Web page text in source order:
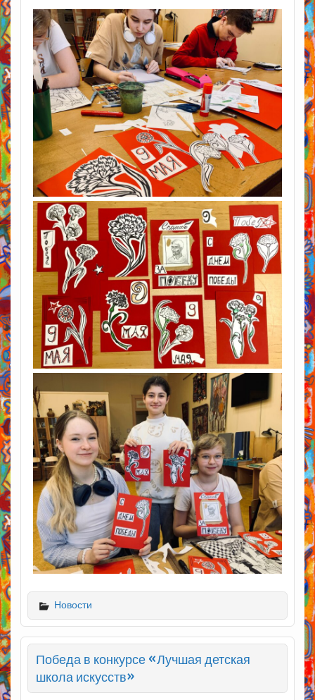
Новости
Победа в конкурсе «Лучшая детская
школа искусств»